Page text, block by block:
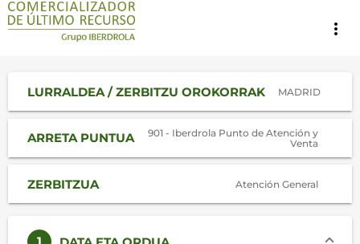
more_vert
LURRALDEA / ZERBITZU OROKORRAK MADRID
ARRETA PUNTUA
901 - Iberdrola Punto de Atención y
Venta
ZERBITZUA Atención General